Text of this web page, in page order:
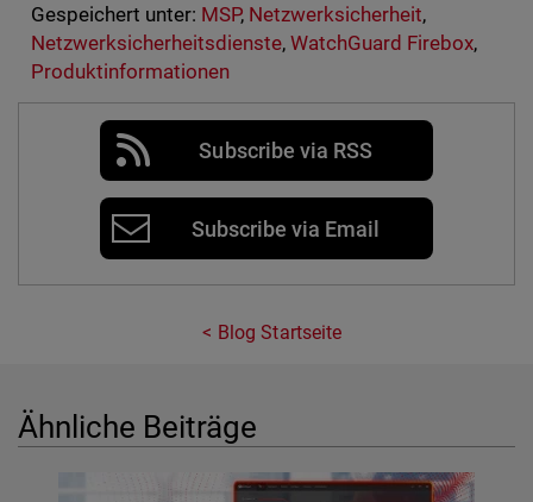
Gespeichert unter: MSP, Netzwerksicherheit,
Netzwerksicherheitsdienste, WatchGuard Firebox,
Produktinformationen
Subscribe via RSS
Subscribe via Email
Blog Startseite
Ähnliche Beiträge